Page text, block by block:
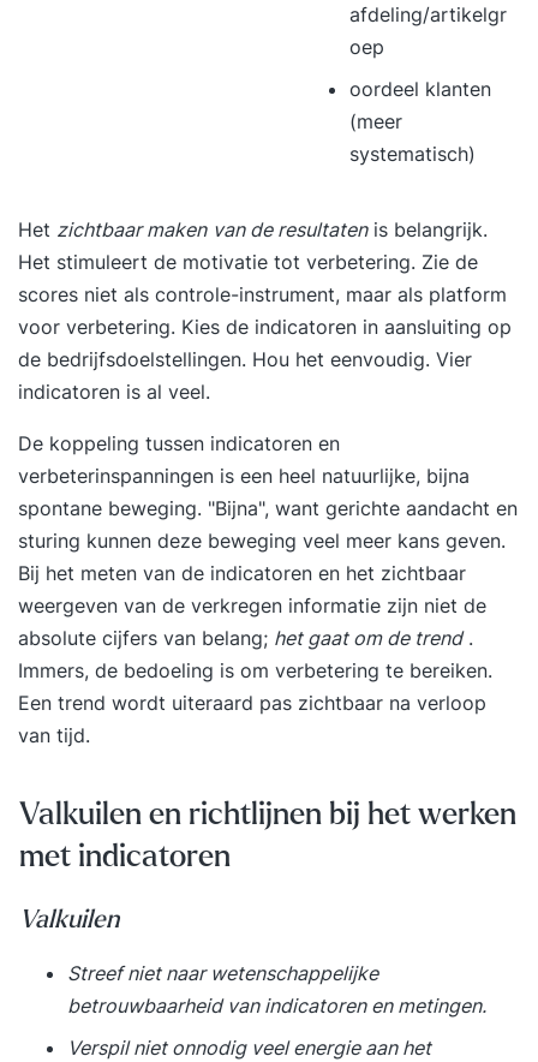
afdeling/artikelgr
oep
oordeel klanten
(meer
systematisch)
Het zichtbaar maken van de resultatenis belangrijk.
Het stimuleert de motivatie tot verbetering. Zie de
scores niet als controle-instrument, maar als platform
voor verbetering. Kies de indicatoren in aansluiting op
de bedrijfsdoelstellingen. Hou het eenvoudig. Vier
indicatoren is al veel.
De koppeling tussen indicatoren en
verbeterinspanningen is een heel natuurlijke, bijna
spontane beweging. "Bijna", want gerichte aandacht en
sturing kunnen deze beweging veel meer kans geven.
Bij het meten van de indicatoren en het zichtbaar
weergeven van de verkregen informatie zijn niet de
absolute cijfers van belang; het gaat om de trend.
Immers, de bedoeling is om verbetering te bereiken.
Een trend wordt uiteraard pas zichtbaar na verloop
van tijd.
Valkuilen en richtlijnen bij het werken
met indicatoren
Valkuilen
Streef niet naar wetenschappelijke
betrouwbaarheid van indicatoren en metingen.
Verspil niet onnodig veel energie aan het